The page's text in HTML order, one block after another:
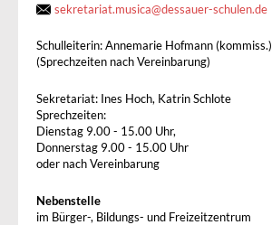
sekretariat.musica@dessauer-schulen.de
Schulleiterin: Annemarie Hofmann (kommiss.)
(Sprechzeiten nach Vereinbarung)
Sekretariat: Ines Hoch, Katrin Schlote
Sprechzeiten:
Dienstag 9.00 - 15.00 Uhr,
Donnerstag 9.00 - 15.00 Uhr
oder nach Vereinbarung
Nebenstelle
im Bürger-, Bildungs- und Freizeitzentrum